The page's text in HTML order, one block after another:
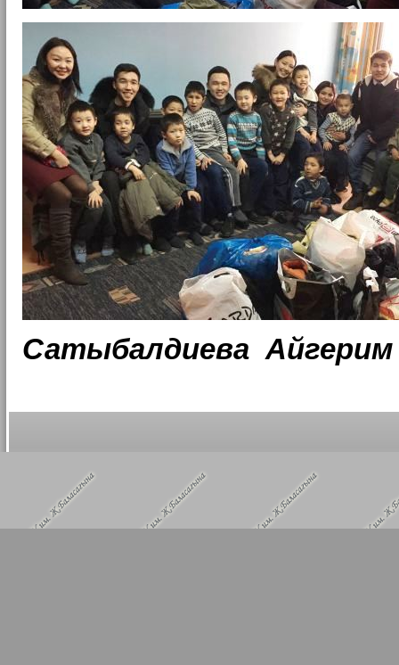
Сатыбалдиева